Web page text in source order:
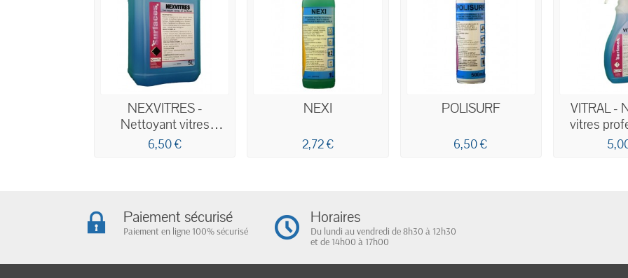
NEXVITRES -
Nettoyant vitres
professionnel
6,50 €
NEXI
2,72 €
POLISURF
6,50 €
VITRAL -
vitres
Paiement sécurisé
Paiement en ligne 100% sécurisé
Horaires
Du lundi au vendredi de 8h30 à 12h30
et de 14h00 à 17h00